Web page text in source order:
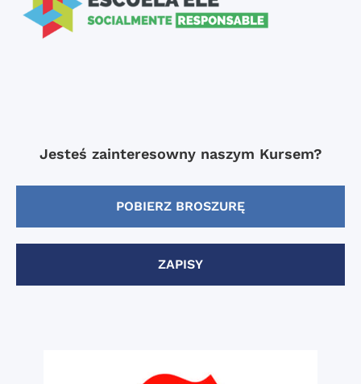
Jesteś zainteresowny naszym Kursem?
POBIERZ BROSZURĘ
ZAPISY